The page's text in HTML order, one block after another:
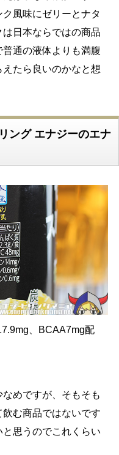
風味にゼリーとナタ
日本ならではの商品
通の液体よりも満腹
たら良いのかなと想
ング エナジーのエナ
、BCAA7mg配
めですが、そもそも
む商品ではないです
思うのでこれくらい